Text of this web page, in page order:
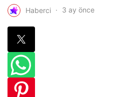
Haberci 3 ay önce